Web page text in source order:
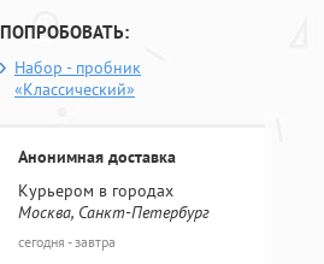
ПОПРОБОВАТЬ:
Набор - пробник
«Классический»
Анонимная доставка
Курьером в городах
Москва, Санкт-Петербург
сегодня - завтра